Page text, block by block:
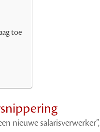
toe
nieuwe salarisverwerker”,